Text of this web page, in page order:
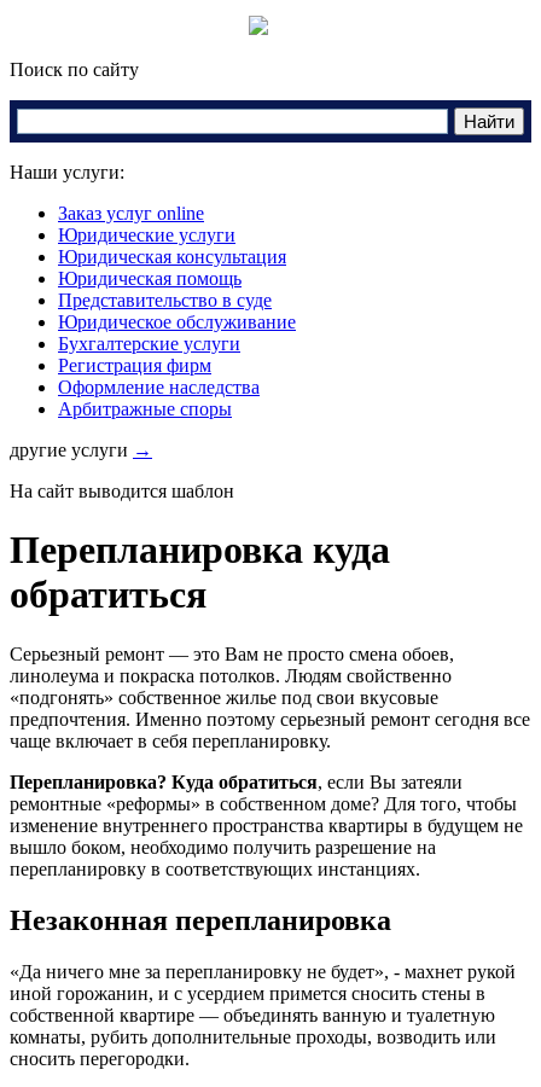
Поиск по сайту
Наши услуги:
Заказ услуг online
Юридические услуги
Юридическая консультация
Юридическая помощь
Представительство в суде
Юридическое обслуживание
Бухгалтерские услуги
Регистрация фирм
Оформление наследства
Арбитражные споры
другие услуги →
На сайт выводится шаблон
Перепланировка куда
обратиться
Серьезный ремонт — это Вам не просто смена обоев,
линолеума и покраска потолков. Людям свойственно
«подгонять» собственное жилье под свои вкусовые
предпочтения. Именно поэтому серьезный ремонт сегодня все
чаще включает в себя перепланировку.
Перепланировка? Куда обратиться, если Вы затеяли
ремонтные «реформы» в собственном доме? Для того, чтобы
изменение внутреннего пространства квартиры в будущем не
вышло боком, необходимо получить разрешение на
перепланировку в соответствующих инстанциях.
Незаконная перепланировка
«Да ничего мне за перепланировку не будет», - махнет рукой
иной горожанин, и с усердием примется сносить стены в
собственной квартире — объединять ванную и туалетную
комнаты, рубить дополнительные проходы, возводить или
сносить перегородки.